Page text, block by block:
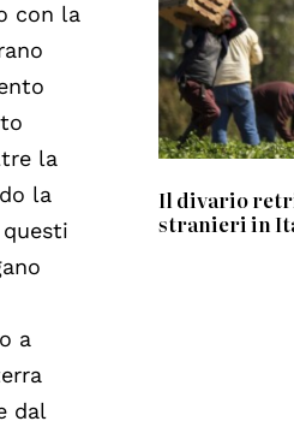
con la
la
la
a
dal
Il divario
stranieri in